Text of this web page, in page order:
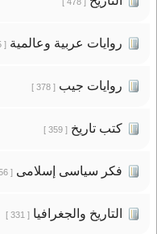
روايات عربية وعالمية[ 395 ]
روايات جيب[ 378 ]
كتب تاريخ[ 359 ]
فكر سياسى إسلامى[ 356 ]
التاريخ والجغرافيا[ 331 ]